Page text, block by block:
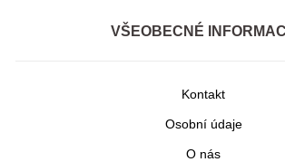
VŠEOBECNÉ
Kontakt
Osobní údaje
O nás